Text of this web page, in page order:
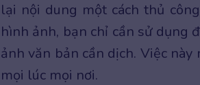
lại nội dung một cách thủ
hình ảnh, bạn chỉ cần sử dụng
ảnh văn bản cần dịch. Việc
mọi lúc mọi nơi.